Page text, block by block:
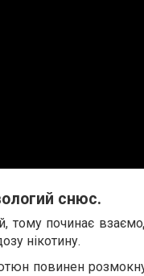
снюс.
починає
нікотину.
повинен